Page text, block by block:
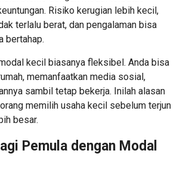
Risiko kerugian lebih kecil,
terlalu berat, dan pengalaman bisa
bertahap.
kecil biasanya fleksibel. Anda bisa
memanfaatkan media sosial,
sambil tetap bekerja. Inilah alasan
memilih usaha kecil sebelum terjun
besar.
Pemula dengan Modal